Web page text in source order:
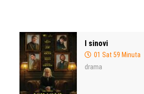
I sinovi
01 Sat 59 Minuta
drama